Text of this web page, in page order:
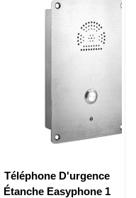
Téléphone D'urgence
Étanche Easyphone 1